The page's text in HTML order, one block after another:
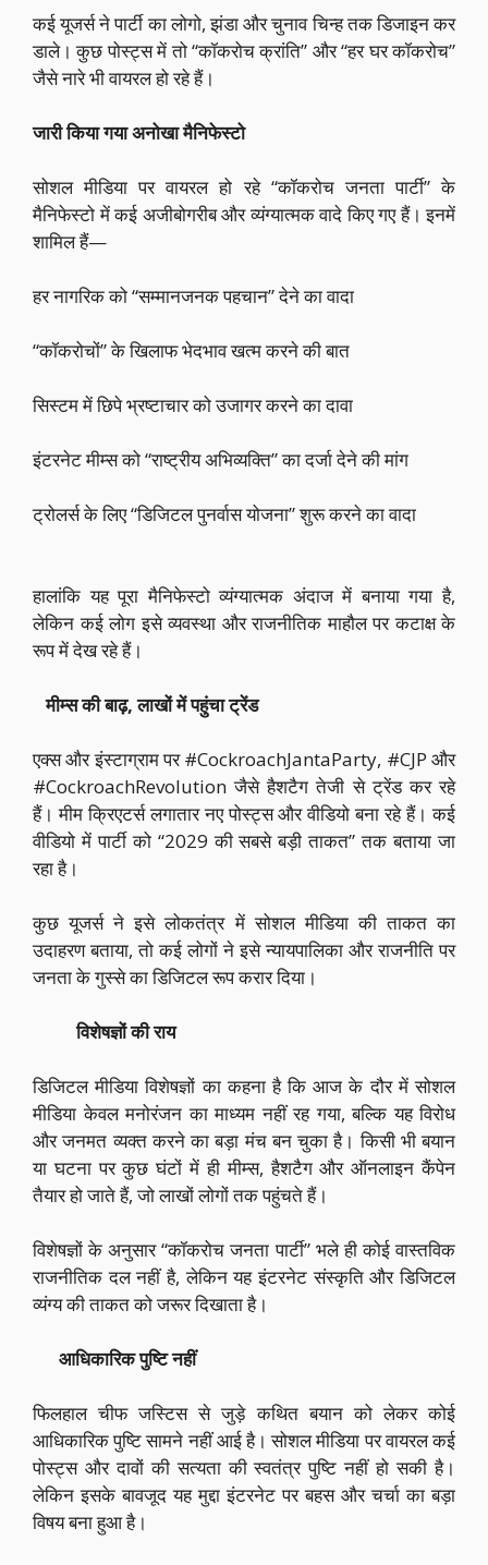
कई यूजर्स ने पार्टी का लोगो, झंडा और चुनाव चिन्ह तक डिजाइन कर
डाले। कुछ पोस्ट्स में तो “कॉकरोच क्रांति” और “हर घर कॉकरोच”
जैसे नारे भी वायरल हो रहे हैं।
जारी किया गया अनोखा मैनिफेस्टो
सोशल मीडिया पर वायरल हो रहे “कॉकरोच जनता पार्टी” के
मैनिफेस्टो में कई अजीबोगरीब और व्यंग्यात्मक वादे किए गए हैं। इनमें
शामिल हैं—
हर नागरिक को “सम्मानजनक पहचान” देने का वादा
“कॉकरोचों” के खिलाफ भेदभाव खत्म करने की बात
सिस्टम में छिपे भ्रष्टाचार को उजागर करने का दावा
इंटरनेट मीम्स को “राष्ट्रीय अभिव्यक्ति” का दर्जा देने की मांग
ट्रोलर्स के लिए “डिजिटल पुनर्वास योजना” शुरू करने का वादा
हालांकि यह पूरा मैनिफेस्टो व्यंग्यात्मक अंदाज में बनाया गया है,
लेकिन कई लोग इसे व्यवस्था और राजनीतिक माहौल पर कटाक्ष के
रूप में देख रहे हैं।
मीम्स की बाढ़, लाखों में पहुंचा ट्रेंड
एक्स और इंस्टाग्राम पर #CockroachJantaParty, #CJP और
#CockroachRevolution जैसे हैशटैग तेजी से ट्रेंड कर रहे
हैं। मीम क्रिएटर्स लगातार नए पोस्ट्स और वीडियो बना रहे हैं। कई
वीडियो में पार्टी को “2029 की सबसे बड़ी ताकत” तक बताया जा
रहा है।
कुछ यूजर्स ने इसे लोकतंत्र में सोशल मीडिया की ताकत का
उदाहरण बताया, तो कई लोगों ने इसे न्यायपालिका और राजनीति पर
जनता के गुस्से का डिजिटल रूप करार दिया।
विशेषज्ञों की राय
डिजिटल मीडिया विशेषज्ञों का कहना है कि आज के दौर में सोशल
मीडिया केवल मनोरंजन का माध्यम नहीं रह गया, बल्कि यह विरोध
और जनमत व्यक्त करने का बड़ा मंच बन चुका है। किसी भी बयान
या घटना पर कुछ घंटों में ही मीम्स, हैशटैग और ऑनलाइन कैंपेन
तैयार हो जाते हैं, जो लाखों लोगों तक पहुंचते हैं।
विशेषज्ञों के अनुसार “कॉकरोच जनता पार्टी” भले ही कोई वास्तविक
राजनीतिक दल नहीं है, लेकिन यह इंटरनेट संस्कृति और डिजिटल
व्यंग्य की ताकत को जरूर दिखाता है।
आधिकारिक पुष्टि नहीं
फिलहाल चीफ जस्टिस से जुड़े कथित बयान को लेकर कोई
आधिकारिक पुष्टि सामने नहीं आई है। सोशल मीडिया पर वायरल कई
पोस्ट्स और दावों की सत्यता की स्वतंत्र पुष्टि नहीं हो सकी है।
लेकिन इसके बावजूद यह मुद्दा इंटरनेट पर बहस और चर्चा का बड़ा
विषय बना हुआ है।